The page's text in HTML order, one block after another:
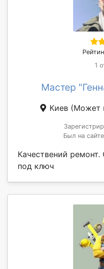
1
Мастер
Киев (Может
Был на
Качествений ремонт.
под ключ